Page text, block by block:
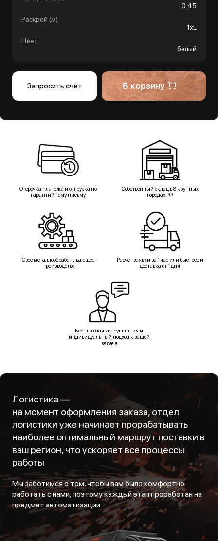
0.45
Раскрой (м)
1хL
Цвет
белый
Запросить счёт В корзину
Отсрочка платежа и отгрузка по
гарантийному письму
Собственный склад в 8 крупных
городах РФ
Свое металлообрабатывающее
производство
Расчет заявки за 1 час или быстрее и
доставка от 1 дня
Бесплатная консультация и
индивидуальный подход к вашей
задаче
Логистика —
на момент оформления заказа, отдел
логистики уже начинает прорабатывать
наиболее оптимальный маршрут поставки в
ваш регион, что ускоряет все процессы
работы
Мы заботимся о том, чтобы вам было комфортно
работать с нами, поэтому каждый этап проработан на
предмет автоматизации.